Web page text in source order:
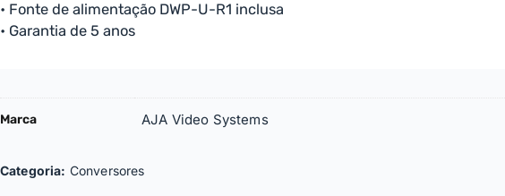
• Fonte de alimentação DWP-U-R1 inclusa
• Garantia de 5 anos
Marca AJA Video Systems
Categoria: Conversores